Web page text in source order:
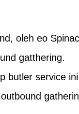
oleh eo
gatthering.
butler service ini